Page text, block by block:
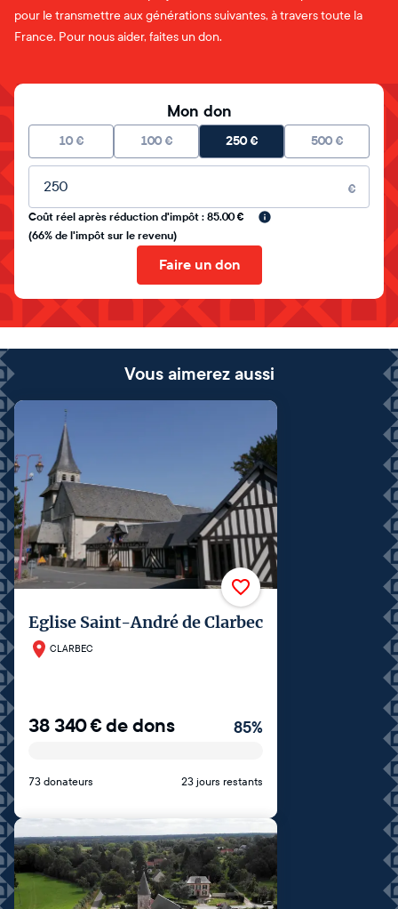
pour le transmettre aux générations suivantes, à travers toute la
France. Pour nous aider, faites un don.
Mon don
10 € 100 € 250€ 500 €
Montant libre
€
Coût réel après réduction d'impôt : 85.00 €
(66% de l'impôt sur le revenu)
Faire un don
Vous aimerez aussi
Eglise Saint-André de Clarbec
CLARBEC
38 340€de dons 85%
73 donateurs 23 jours restants